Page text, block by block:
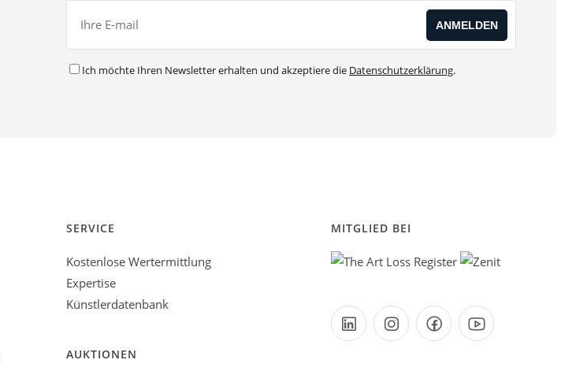
Ich möchte Ihren Newsletter erhalten und akzeptiere die Datenschutzerklärung.
SERVICE
Kostenlose Wertermittlung
Expertise
Künstlerdatenbank
AUKTIONEN
MITGLIED BEI